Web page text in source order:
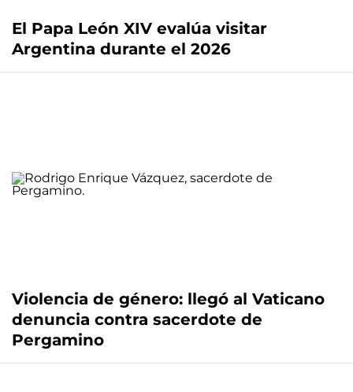
El Papa León XIV evalúa visitar
Argentina durante el 2026
Violencia de género: llegó al Vaticano
denuncia contra sacerdote de
Pergamino